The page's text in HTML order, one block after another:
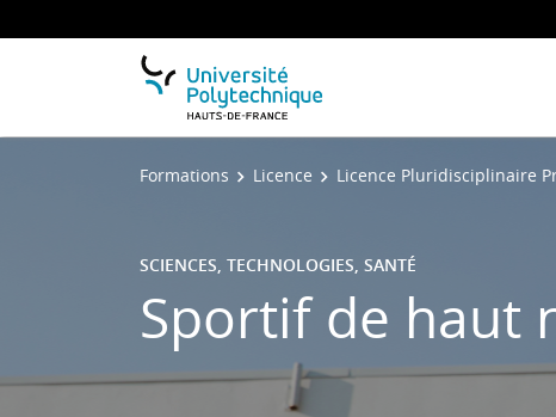
Formations Licence Licence Pluridisciplinaire
SCIENCES, TECHNOLOGIES, SANTÉ
Sportif de haut